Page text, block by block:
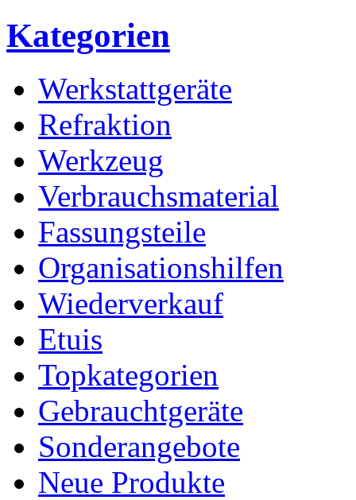
Kategorien
Werkstattgeräte
Refraktion
Werkzeug
Verbrauchsmaterial
Fassungsteile
Organisationshilfen
Wiederverkauf
Etuis
Topkategorien
Gebrauchtgeräte
Sonderangebote
Neue Produkte